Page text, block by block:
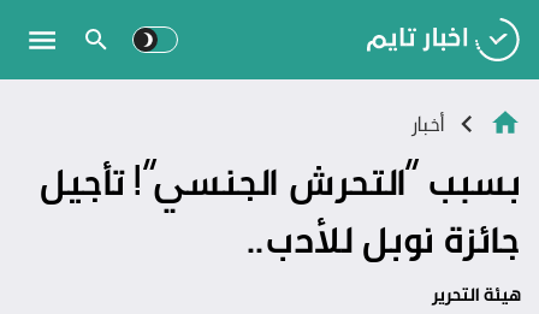
أخبار
بسبب “التحرش الجنسي”! تأجيل
جائزة نوبل للأدب..
هيئة التحرير